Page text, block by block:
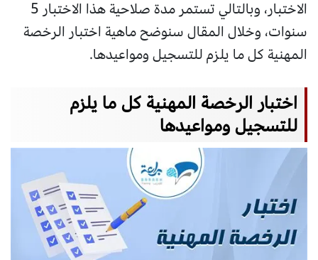
الاختبار، وبالتالي تستمر مدة صلاحية هذا الاختبار 5
سنوات، وخلال المقال سنوضح ماهية اختبار الرخصة
المهنية كل ما يلزم للتسجيل ومواعيدها.
اختبار الرخصة المهنية كل ما يلزم
للتسجيل ومواعيدها